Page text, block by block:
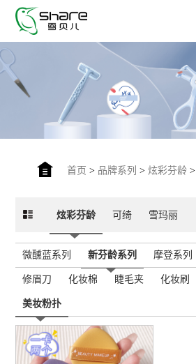
首页 > 品牌系列 > 炫彩芬龄>
炫彩芬龄 可绮 雪玛丽
微醺蓝系列 新芬龄系列 摩登系列
修眉刀 化妆棉 睫毛夹 化妆刷
美妆粉扑